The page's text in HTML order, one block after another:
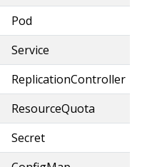
Pod
Service
ReplicationController
ResourceQuota
Secret